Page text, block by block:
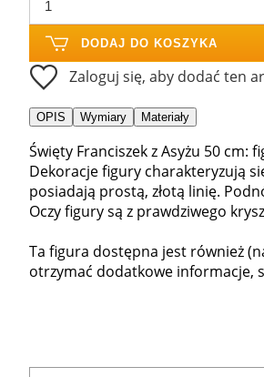
DODAJ DO KOSZYKA
Zaloguj się, aby dodać ten
OPIS Wymiary Materiały
Święty Franciszek z Asyżu 50
Dekoracje figury charakteryzują
posiadają prostą, złotą linię.
Oczy figury są z prawdziwego
Ta figura dostępna jest również
otrzymać dodatkowe informacje,